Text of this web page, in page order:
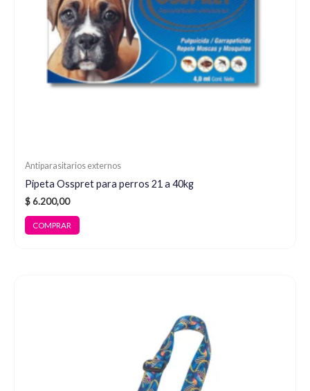
Antiparasitarios externos
Pipeta Osspret para perros 21 a 40kg
$6.200,00
COMPRAR